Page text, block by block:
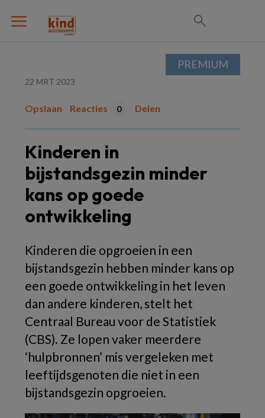
22 MRT 2023
Opslaan Reacties 0 Delen
Kinderen in
bijstandsgezin minder
kans op goede
ontwikkeling
Kinderen die opgroeien in een
bijstandsgezin hebben minder kans op
een goede ontwikkeling in het leven
dan andere kinderen, stelt het
Centraal Bureau voor de Statistiek
(CBS). Ze lopen vaker meerdere
‘hulpbronnen’ mis vergeleken met
leeftijdsgenoten die niet in een
bijstandsgezin opgroeien.
PREMIUM